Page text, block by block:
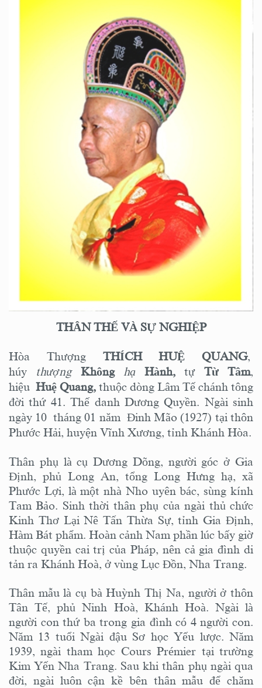
THÂN THẾ VÀ SỰ NGHIỆP
Hòa ThượngTHÍCH HUỆ QUANG,
húy thượng Không hạ Hành, tự Từ Tâm,
hiệu Huệ Quang, thuộc dòng Lâm Tế chánh tông
đời thứ 41. Thế danh Dương Quyền. Ngài sinh
ngày 10 tháng 01 năm Đinh Mão (1927) tại thôn
Phước Hải, huyện Vĩnh Xương, tỉnh Khánh Hòa.
Thân phụ là cụ Dương Dõng, người góc ở Gia
Định, phủ Long An, tổng Long Hưng hạ, xã
Phước Lợi, là một nhà Nho uyên bác, sùng kính
Tam Bảo. Sinh thời thân phụ của ngài thủ chức
Kinh Thơ Lại Nê Tấn Thừa Sự, tỉnh Gia Định,
Hàm Bát phẩm. Hoàn cảnh Nam phần lúc bấy giờ
thuộc quyền cai trị của Pháp, nên cả gia đình di
tản ra Khánh Hoà, ở vùng Lục Đồn, Nha Trang.
Thân mẫu là cụ bà Huỳnh Thị Na, người ở thôn
Tân Tế, phủ Ninh Hoà, Khánh Hoà. Ngài là
người con thứ ba trong gia đình có 4 người con.
Năm 13 tuổi Ngài đậu Sơ học Yếu lược. Năm
1939, ngài tham học Cours Prémier tại trường
Kim Yến Nha Trang. Sau khi thân phụ ngài qua
đời, ngài luôn cận kề bên thân mẫu để chăm